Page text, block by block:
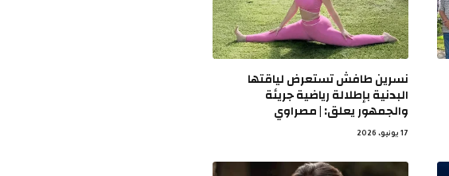
نسرين طافش تستعرض لياقتها
البدنية بإطلالة رياضية جريئة
والجمهور يعلق: | مصراوي
17 يونيو، 2026